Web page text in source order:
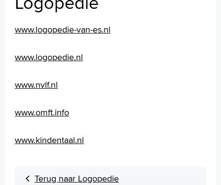
Voorleesfunctie
English
Polski
Arabisch
www.logopedie-van-es.nl
www.logopedie.nl
www.nvlf.nl
www.omft.info
www.kindentaal.nl
Terug naar Logopedie